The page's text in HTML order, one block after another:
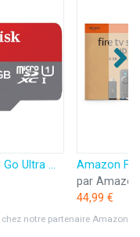
SanDisk 128 Go Ultra microSDXC, Carte micro sd + adaptateur SD (Pour Smartphone et Tablette, Video Full HDD, jusqu'à 140 Mo/s, UHS-I, La performance A1, Class 10, U1)
par Amazon
44,99 €
notre partenaire Amazon